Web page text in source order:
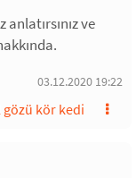
ve
03.12.2020 19:22
gözü kör kedi